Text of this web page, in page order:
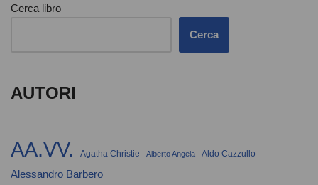
Cerca libro
Cerca
AUTORI
AA.VV. Agatha Christie Alberto Angela Aldo Cazzullo
Alessandro Barbero